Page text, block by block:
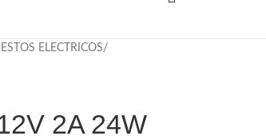
ELECTRICOS/
2A 24W